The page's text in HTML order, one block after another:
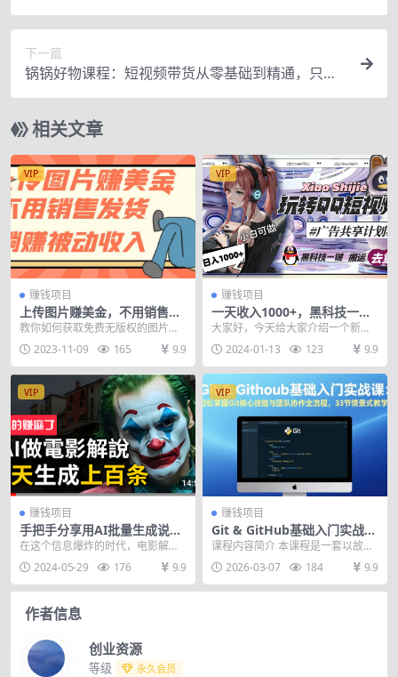
冷门领域
下一篇
锅锅好物课程：短视频带货从零基础到精通，只需
手机+实操
相关文章
VIP
赚钱项目
上传图片赚美金，不用销售发
货躺赚被动收入
教你如何获取免费无版权的图片，
上传到销售平台，平台会使用我们
的图片去制作商品。 ...
2023-11-09 165 9.9
VIP
赚钱项目
一天收入1000+，黑科技一键
搬运去重，玩转QQ短视频广
大家好，今天给大家介绍一个新项
目，一天可以收入1000+，我们利
用一款非常牛的黑...
2024-01-13 123 9.9
VIP
赚钱项目
手把手分享用AI批量生成说唱
影视解说视频，1天生成上百
条，真的賺麻了！
在这个信息爆炸的时代，电影解说
视频已经成为网络上一道亮丽的风
景线。而在这其中，有...
2024-05-29 176 9.9
VIP
赚钱项目
Git & GitHub基础入门实战
课：轻松掌握Git核心技能与团
队协作全流程，33节情景式教
学
课程内容简介 本课程是一套以故事
化教学为特色的Git与GitHub基础入
门实战课...
2026-03-07 184 9.9
作者信息
创业资源
等级 永久会员